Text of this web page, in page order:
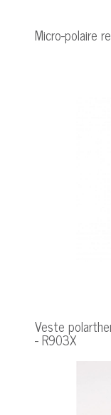
Micro-polaire
Veste
- R903X